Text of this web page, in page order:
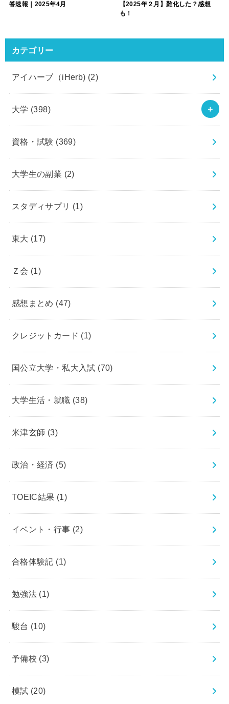
答速報｜2025年4月
【2025年２月】難化した？感想
も！
カテゴリー
アイハーブ（iHerb) (2)
大学 (398)
資格・試験 (369)
大学生の副業 (2)
スタディサプリ (1)
東大 (17)
Ｚ会 (1)
感想まとめ (47)
クレジットカード (1)
国公立大学・私大入試 (70)
大学生活・就職 (38)
米津玄師 (3)
政治・経済 (5)
TOEIC結果 (1)
イベント・行事 (2)
合格体験記 (1)
勉強法 (1)
駿台 (10)
予備校 (3)
模試 (20)